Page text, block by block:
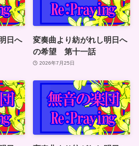
日へ
変奏曲より紡がれし明日へ
の希望 第十一話
2026年7月25日